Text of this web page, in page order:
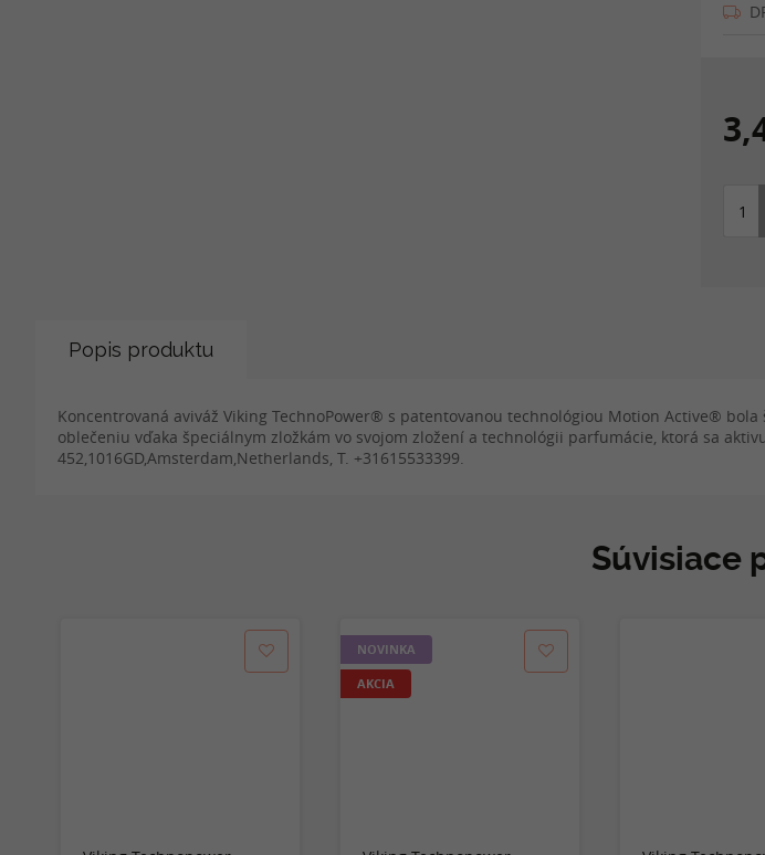
Popis produktu
Koncentrovaná aviváž Viking TechnoPower® s patentovanou technológiou Motion Active®
oblečeniu vďaka špeciálnym zložkám vo svojom zložení a technológii parfumácie, ktorá sa
452,1016GD,Amsterdam,Netherlands, T. +31615533399.
Súvisiace
NOVINKA
AKCIA